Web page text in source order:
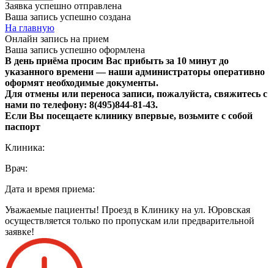
Заявка успешно отправлена
Ваша запись успешно создана
На главную
Онлайн запись на прием
Ваша запись успешно оформлена
В день приёма просим Вас прибыть за 10 минут до
указанного времени — наши администраторы оперативно
оформят необходимые документы.
Для отмены или переноса записи, пожалуйста, свяжитесь с
нами по телефону: 8(495)844‑81‑43.
Если Вы посещаете клинику впервые, возьмите с собой
паспорт
Клиника:
Врач:
Дата и время приема:
Уважаемые пациенты! Проезд в Клинику на ул. Юровская
осуществляется только по пропускам или предварительной
заявке!